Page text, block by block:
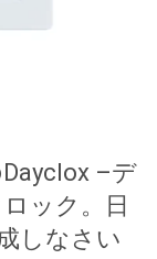
–デ
ック。日
しなさい